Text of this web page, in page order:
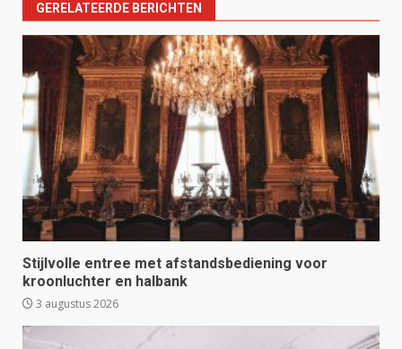
GERELATEERDE BERICHTEN
Stijlvolle entree met afstandsbediening voor
kroonluchter en halbank
3 augustus 2026